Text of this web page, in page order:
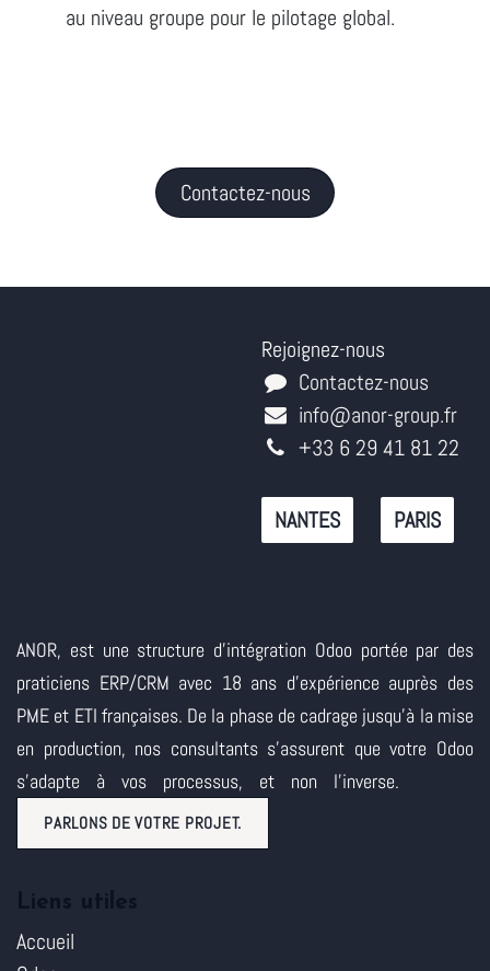
au niveau groupe pour le pilotage global.
Contactez-nous
Rejoignez-nous
Contactez-nous
info@anor-group.fr
+33 6 29 41 81 22
NANTES PARIS
ANOR, est une structure d'intégration Odoo portée par des
praticiens ERP/CRM avec 18 ans d'expérience auprès des
PME et ETI françaises. De la phase de cadrage jusqu'à la mise
en production, nos consultants s'assurent que votre Odoo
s'adapte à vos processus, et non l'inverse.
PARLONS DE VOTRE PROJET.
Accueil